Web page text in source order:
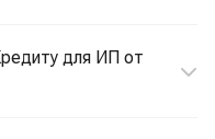
для ИП от